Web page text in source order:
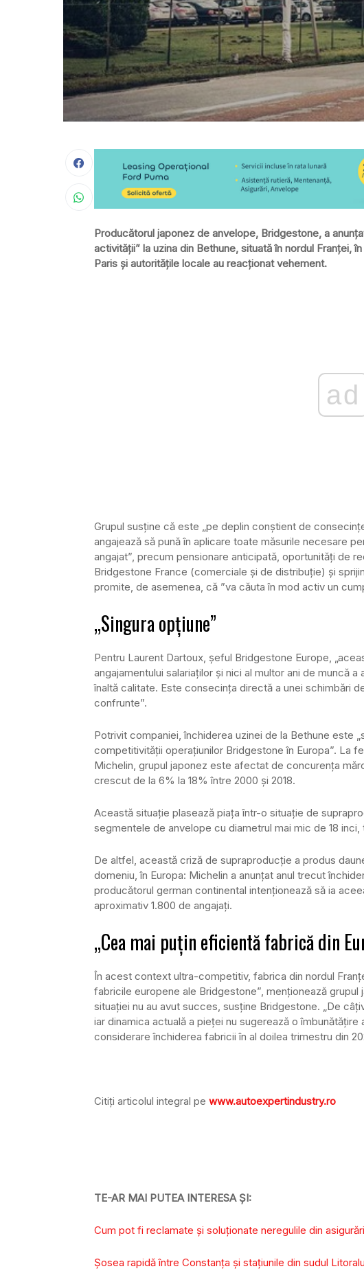
Producătorul japonez de anvelope, Bridgestone, a
activității” la uzina din Bethune, situată în nordul Franței,
Paris și autoritățile locale au reacționat vehement.
ad
Grupul susține că este „pe deplin conștient de
angajează să pună în aplicare toate măsurile necesare
angajat”, precum pensionare anticipată, oportunități de
Bridgestone France (comerciale și de distribuție) și
promite, de asemenea, că ”va căuta în mod activ un
„Singura opțiune”
Pentru Laurent Dartoux, șeful Bridgestone Europe,
angajamentului salariaților și nici al multor ani de muncă
înaltă calitate. Este consecința directă a unei schimbări
confrunte”.
Potrivit companiei, închiderea uzinei de la Bethune este
competitivității operațiunilor Bridgestone în Europa”. La
Michelin, grupul japonez este afectat de concurența
crescut de la 6% la 18% între 2000 și 2018.
Această situație plasează piața într-o situație de
segmentele de anvelope cu diametrul mai mic de 18
De altfel, această criză de supraproducție a produs
domeniu, în Europa: Michelin a anunțat anul trecut
producătorul german continental intenționează să ia
aproximativ 1.800 de angajați.
„Cea mai puțin eficientă fabrică din
În acest context ultra-competitiv, fabrica din nordul
fabricile europene ale Bridgestone”, menționează
situației nu au avut succes, susține Bridgestone. „De
iar dinamica actuală a pieței nu sugerează o
considerare închiderea fabricii în al doilea trimestru din
Citiți articolul integral pe www.autoexpertindustry.ro
TE-AR MAI PUTEA INTERESA ȘI:
Cum pot fi reclamate și soluționate neregulile din asigurări
Șosea rapidă între Constanţa și stațiunile din sudul